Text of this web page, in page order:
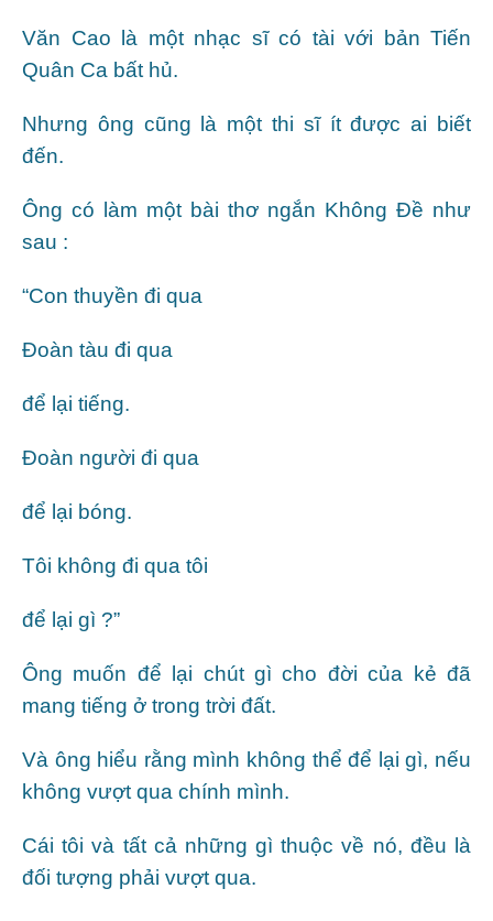
Văn Cao là một nhạc sĩ có tài với bản Tiến
Quân Ca bất hủ.
Nhưng ông cũng là một thi sĩ ít được ai biết
đến.
Ông có làm một bài thơ ngắn Không Đề như
sau :
“Con thuyền đi qua
Đoàn tàu đi qua
để lại tiếng.
Đoàn người đi qua
để lại bóng.
Tôi không đi qua tôi
để lại gì ?”
Ông muốn để lại chút gì cho đời của kẻ đã
mang tiếng ở trong trời đất.
Và ông hiểu rằng mình không thể để lại gì, nếu
không vượt qua chính mình.
Cái tôi và tất cả những gì thuộc về nó, đều là
đối tượng phải vượt qua.